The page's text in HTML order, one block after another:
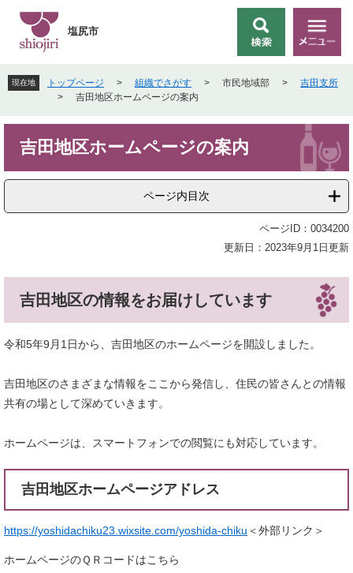
先
頭
す
を
飛
し
文
索
メ
ニ
ー
塩尻市
現在地 トップページ > 組織でさがす > 市民地域部 >
吉田支所
>
吉田地区ホームページの案内
吉田地区ホームページの案内
ページ内目次
ページID：0034200
更新日：2023年9月1日更新
吉田地区の情報をお届けしています
令和5年9月1日から、吉田地区のホームページを開設しました。
吉田地区のさまざまな情報をここから発信し、住民の皆さんとの情報
共有の場として深めていきます。
ホームページは、スマートフォンでの閲覧にも対応しています。
吉田地区ホームページアドレス
https://yoshidachiku23.wixsite.com/yoshida-chiku ＜外部リンク＞
ホームページのＱＲコードはこちら